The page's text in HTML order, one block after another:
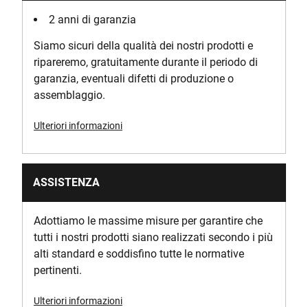
2 anni di garanzia
Siamo sicuri della qualità dei nostri prodotti e
ripareremo, gratuitamente durante il periodo di
garanzia, eventuali difetti di produzione o
assemblaggio.
Ulteriori informazioni
ASSISTENZA
Adottiamo le massime misure per garantire che
tutti i nostri prodotti siano realizzati secondo i più
alti standard e soddisfino tutte le normative
pertinenti.
Ulteriori informazioni